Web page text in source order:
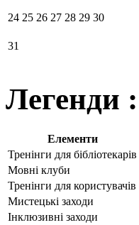
24 25 26 27 28 29 30
31
Легенди :
Елементи
Тренінги для бібліотекарів
Мовні клуби
Тренінги для користувачів
Мистецькі заходи
Інклюзивні заходи